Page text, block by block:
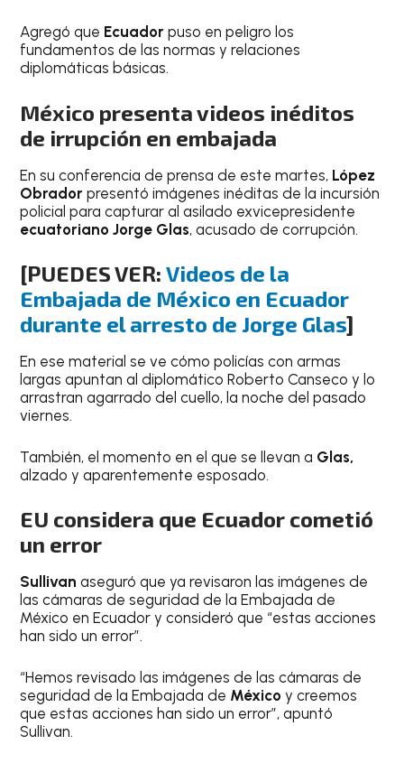
Agregó que Ecuadorpuso en peligro los
fundamentos de las normas y relaciones
diplomáticas básicas.
México presenta videos inéditos
de irrupción en embajada
En su conferencia de prensa de este martes, López
Obrador presentó imágenes inéditas de la incursión
policial para capturar al asilado exvicepresidente
ecuatoriano Jorge Glas, acusado de corrupción.
[PUEDES VER:Videos de la
Embajada de México en Ecuador
durante el arresto de Jorge Glas]
En ese material se ve cómo policías con armas
largas apuntan al diplomático Roberto Canseco y lo
arrastran agarrado del cuello, la noche del pasado
viernes.
También, el momento en el que se llevan a Glas,
alzado y aparentemente esposado.
EU considera que Ecuador cometió
un error
Sullivanaseguró que ya revisaron las imágenes de
las cámaras de seguridad de la Embajada de
México en Ecuador y consideró que “estas acciones
han sido un error”.
“Hemos revisado las imágenes de las cámaras de
seguridad de la Embajada de México y creemos
que estas acciones han sido un error”, apuntó
Sullivan.